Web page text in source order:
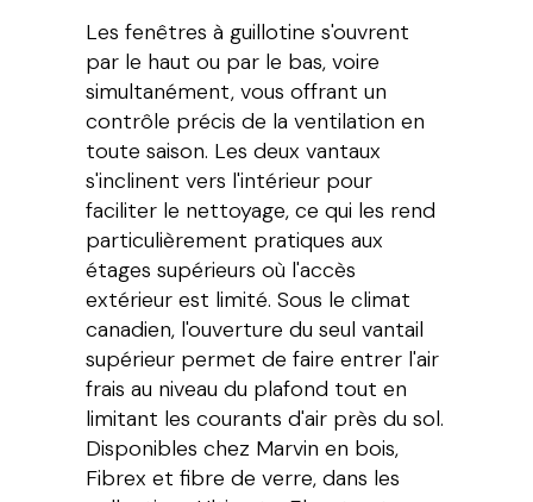
Les fenêtres à guillotine s'ouvrent
par le haut ou par le bas, voire
simultanément, vous offrant un
contrôle précis de la ventilation en
toute saison. Les deux vantaux
s'inclinent vers l'intérieur pour
faciliter le nettoyage, ce qui les rend
particulièrement pratiques aux
étages supérieurs où l'accès
extérieur est limité. Sous le climat
canadien, l'ouverture du seul vantail
supérieur permet de faire entrer l'air
frais au niveau du plafond tout en
limitant les courants d'air près du sol.
Disponibles chez Marvin en bois,
Fibrex et fibre de verre, dans les